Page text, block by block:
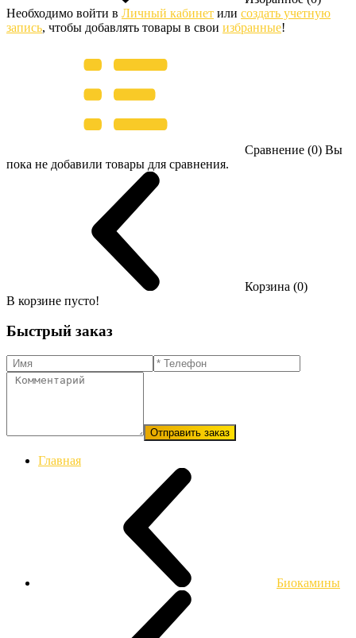
Необходимо войти в Личный кабинет или создать учетную
запись, чтобы добавлять товары в свои избранные!
Сравнение (0) Вы
пока не добавили товары для сравнения.
Корзина (0)
В корзине пусто!
Быстрый заказ
Отправить заказ
Главная
Биокамины